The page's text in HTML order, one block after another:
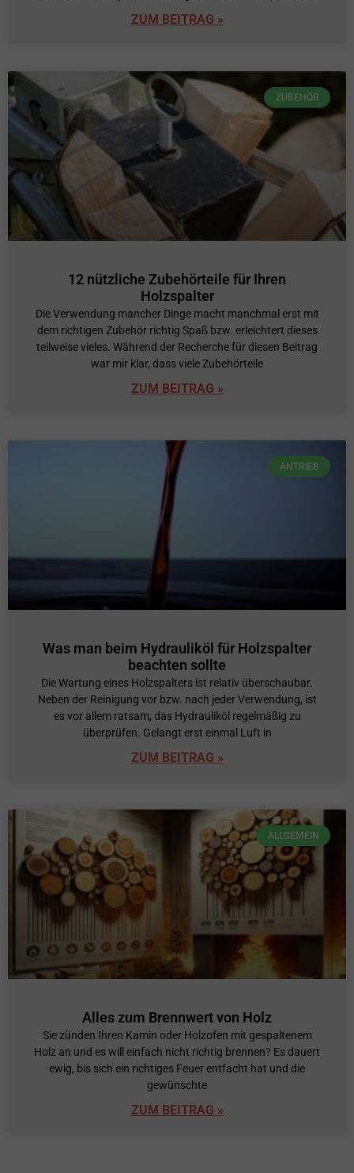
ZUM BEITRAG »
ZUBEHÖR
12 nützliche Zubehörteile für Ihren
Holzspalter
Die Verwendung mancher Dinge macht manchmal erst mit
dem richtigen Zubehör richtig Spaß bzw. erleichtert dieses
teilweise vieles. Während der Recherche für diesen Beitrag
war mir klar, dass viele Zubehörteile
ZUM BEITRAG »
ANTRIEB
Was man beim Hydrauliköl für Holzspalter
beachten sollte
Die Wartung eines Holzspalters ist relativ überschaubar.
Neben der Reinigung vor bzw. nach jeder Verwendung, ist
es vor allem ratsam, das Hydrauliköl regelmäßig zu
überprüfen. Gelangt erst einmal Luft in
ZUM BEITRAG »
ALLGEMEIN
Alles zum Brennwert von Holz
Sie zünden Ihren Kamin oder Holzofen mit gespaltenem
Holz an und es will einfach nicht richtig brennen? Es dauert
ewig, bis sich ein richtiges Feuer entfacht hat und die
gewünschte
ZUM BEITRAG »